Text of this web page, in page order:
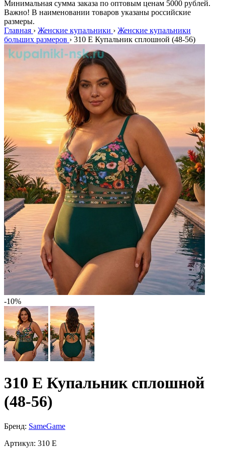
Минимальная сумма заказа по оптовым ценам 5000 рублей.
Важно! В наименовании товаров указаны российские
размеры.
Главная › Женские купальники › Женские купальники
больших размеров › 310 E Купальник сплошной (48-56)
-10%
310 E Купальник сплошной
(48-56)
Бренд: SameGame
Артикул: 310 E